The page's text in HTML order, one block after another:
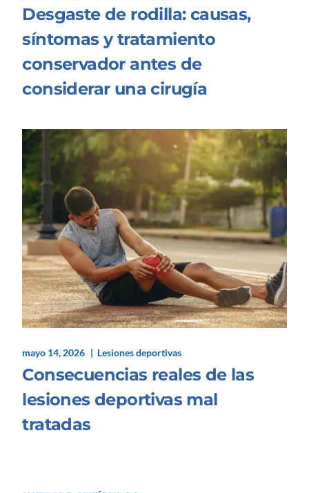
Desgaste de rodilla: causas,
síntomas y tratamiento
conservador antes de
considerar una cirugía
mayo 14, 2026 Lesiones deportivas
Consecuencias reales de las
lesiones deportivas mal
tratadas